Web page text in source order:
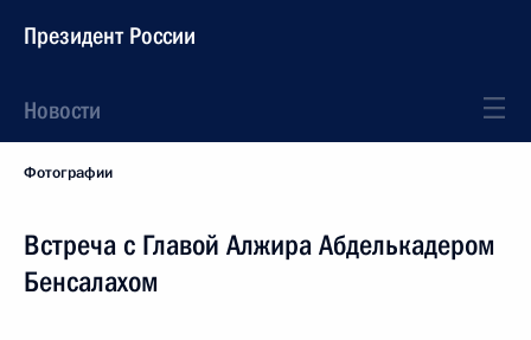
Президент России
Новости
Фотографии
Встреча с Главой Алжира Абделькадером
Бенсалахом